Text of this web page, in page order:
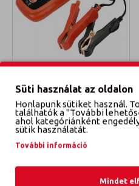
DIGITÁLIS AKKUMULÁTOR
TESZTER
10 990 Ft
KOSÁRBA TESZEM
Süti használat az oldalon
Honlapunk sütiket használ.
találhatók a "További
ahol kategóriánként
sütik használatát.
További információ
Mindet